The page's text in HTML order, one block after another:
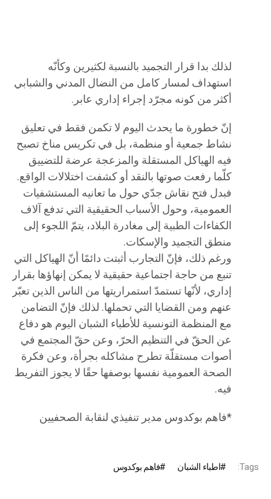
لذلك بدا قرار التجميد بالنسبة لكثيرين وكأنّه
استهداف لمسار كامل من النضال المدني والشبابي
أكثر من كونه مجرّد إجراء إداري عابر.
إنّ خطورة ما يحدث اليوم لا تكمن فقط في تعليق
نشاط جمعية أو منظمة، بل في تكريس مناخ تصبح
فيه الهياكل المستقلة والمزعجة عرضة للتضييق
كلّما رفعت صوتها بالنقد أو كشفت اختلالات الواقع.
فبدل فتح نقاش جدّي حول ما تعانيه المستشفيات
العمومية، وحول الأسباب الحقيقية التي تدفع آلاف
الكفاءات الطبية إلى مغادرة البلاد، يتمّ اللجوء إلى
منطق التجميد والإسكات.
ورغم ذلك، فإنّ التجارب أثبتت دائمًا أنّ الهياكل التي
تنبع من حاجة اجتماعية حقيقية لا يمكن إنهاؤها بقرار
إداري، لأنّها تستمدّ استمراريتها من الناس الذين تعبّر
عنهم ومن القضايا التي تحملها. لذلك فإنّ التضامن
مع المنظمة التونسية للأطباء الشبان اليوم هو دفاع
عن الحقّ في التنظيم الحرّ، وعن حقّ المجتمع في
أصوات مستقلّة تطرح مشاكله بجرأة، وعن فكرة
الصحة العمومية نفسها بوصفها حقًا لا يجوز التفريط
فيه.
*فاهم بوكدوس مدير تنفيذي لنقابة الصحفيين
Tags: اطباء الشبان فاهم بوكدوس